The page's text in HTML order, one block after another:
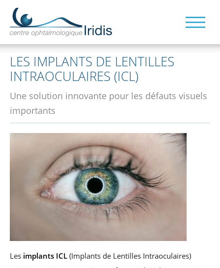
LES IMPLANTS DE LENTILLES
INTRAOCULAIRES (ICL)
Une solution innovante pour les défauts visuels
importants
Les implants ICL (Implants de Lentilles Intraoculaires)